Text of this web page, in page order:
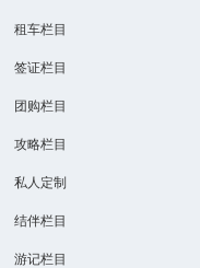
租车栏目
签证栏目
团购栏目
攻略栏目
私人定制
结伴栏目
游记栏目